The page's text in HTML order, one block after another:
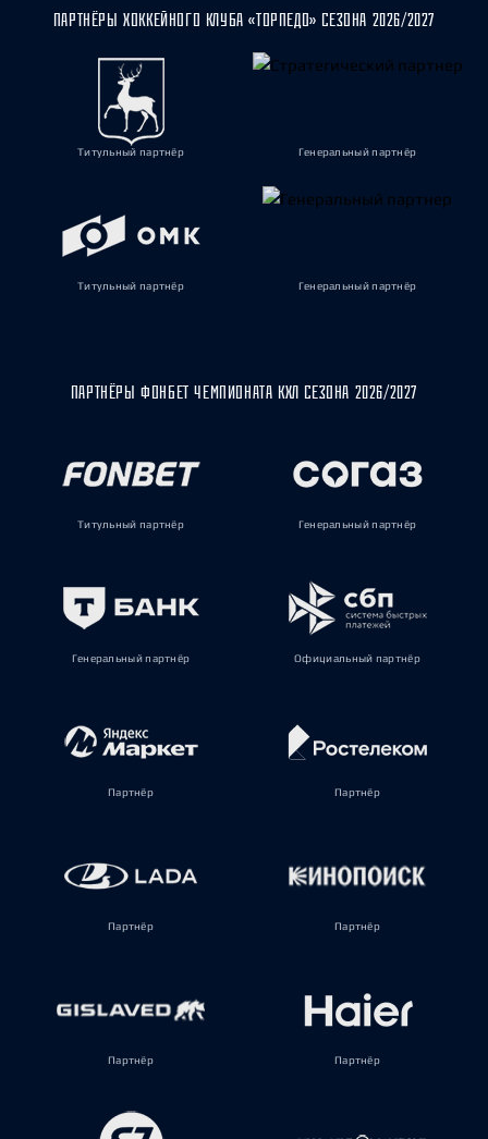
ПАРТНЁРЫ ХОККЕЙНОГО КЛУБА «ТОРПЕДО» СЕЗОНА 2026/2027
Титульный партнёр Генеральный партнёр
Титульный партнёр Генеральный партнёр
ПАРТНЁРЫ ФОНБЕТ ЧЕМПИОНАТА КХЛ СЕЗОНА 2026/2027
Титульный партнёр Генеральный партнёр
Генеральный партнёр Официальный партнёр
Партнёр Партнёр
Партнёр Партнёр
Партнёр Партнёр